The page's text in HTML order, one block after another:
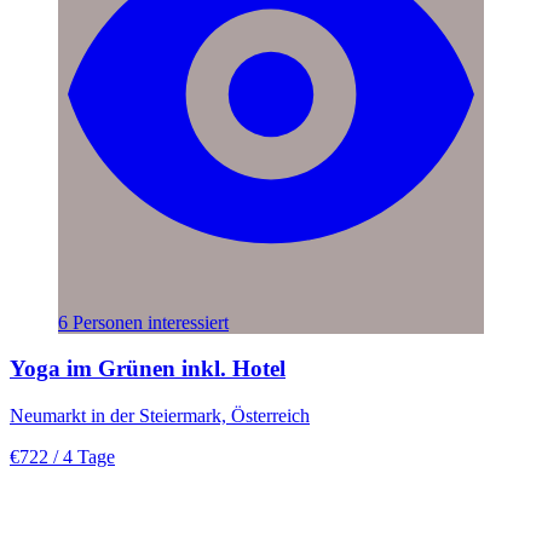
6 Personen interessiert
Yoga im Grünen inkl. Hotel
Neumarkt in der Steiermark, Österreich
€722 / 4 Tage